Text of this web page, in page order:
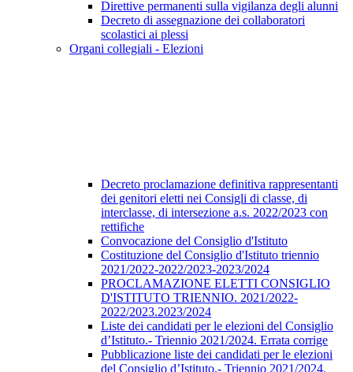
Direttive permanenti sulla vigilanza degli alunni
Decreto di assegnazione dei collaboratori
scolastici ai plessi
Organi collegiali - Elezioni
Decreto proclamazione definitiva rappresentanti
dei genitori eletti nei Consigli di classe, di
interclasse, di intersezione a.s. 2022/2023 con
rettifiche
Convocazione del Consiglio d'Istituto
Costituzione del Consiglio d'Istituto triennio
2021/2022-2022/2023-2023/2024
PROCLAMAZIONE ELETTI CONSIGLIO
D'ISTITUTO TRIENNIO. 2021/2022-
2022/2023.2023/2024
Liste dei candidati per le elezioni del Consiglio
d’Istituto.- Triennio 2021/2024. Errata corrige
Pubblicazione liste dei candidati per le elezioni
del Consiglio d’Istituto.- Triennio 2021/2024.